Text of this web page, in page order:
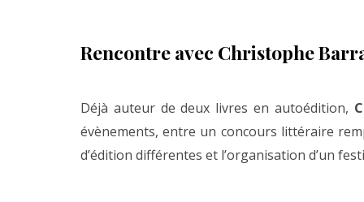
Rencontre avec Christophe
Déjà auteur de deux livres en autoédition,
évènements, entre un concours littéraire
d’édition différentes et l’organisation d’un